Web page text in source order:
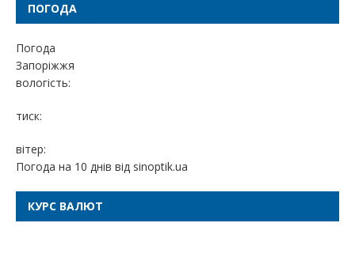
ПОГОДА
Погода
Запоріжжя
вологість:
тиск:
вітер:
Погода на 10 днів від sinoptik.ua
КУРС ВАЛЮТ